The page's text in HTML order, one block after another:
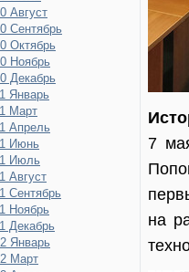
Август
Сентябрь
Октябрь
Ноябрь
Декабрь
Январь
Март
Апрель
Июнь
Июль
Август
Сентябрь
Ноябрь
Декабрь
Январь
Март
7
на